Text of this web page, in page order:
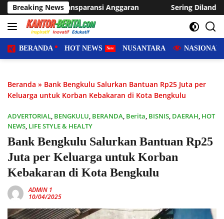
Langsung
ke
konten
Breaking News
Anggaran Sering Dilanda Genangan, Desa Sukaraja
BERANDA HOT NEWS NUSANTARA NASIONAL
Beranda » Bank Bengkulu Salurkan Bantuan Rp25 Juta per
Keluarga untuk Korban Kebakaran di Kota Bengkulu
ADVERTORIAL, BENGKULU, BERANDA, Berita, BISNIS, DAERAH, HOT
NEWS, LIFE STYLE & HEALTY
Bank Bengkulu Salurkan Bantuan Rp25
Juta per Keluarga untuk Korban
Kebakaran di Kota Bengkulu
ADMIN 1
10/04/2025